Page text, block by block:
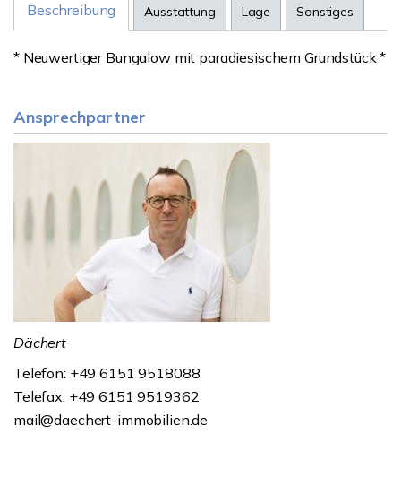
Beschreibung Ausstattung Lage Sonstiges
* Neuwertiger Bungalow mit paradiesischem Grundstück *
Ansprechpartner
Dächert
Telefon: +49 6151 9518088
Telefax: +49 6151 9519362
mail@daechert-immobilien.de